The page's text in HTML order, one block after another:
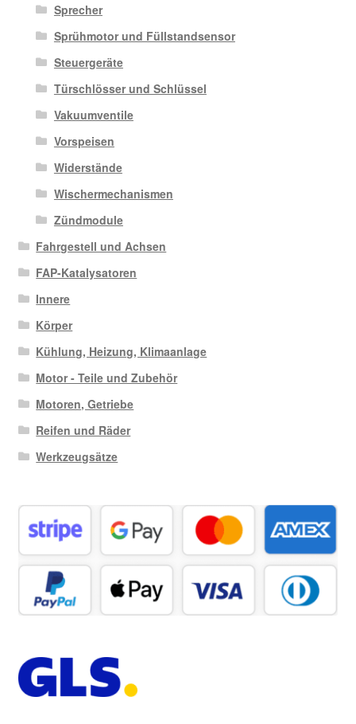
Sprecher
Sprühmotor und Füllstandsensor
Steuergeräte
Türschlösser und Schlüssel
Vakuumventile
Vorspeisen
Widerstände
Wischermechanismen
Zündmodule
Fahrgestell und Achsen
FAP-Katalysatoren
Innere
Körper
Kühlung, Heizung, Klimaanlage
Motor - Teile und Zubehör
Motoren, Getriebe
Reifen und Räder
Werkzeugsätze